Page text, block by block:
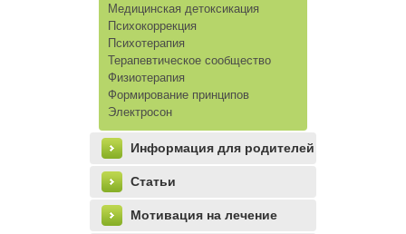
left_menu
Медицинская детоксикация
Психокоррекция
Психотерапия
Терапевтическое сообщество
Физиотерапия
Формирование принципов
Электросон
Информация для родителей
Статьи
Мотивация на лечение